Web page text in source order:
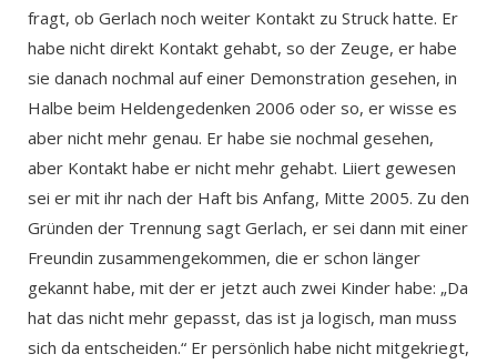
fragt, ob Gerlach noch weiter Kontakt zu Struck hatte. Er
habe nicht direkt Kontakt gehabt, so der Zeuge, er habe
sie danach nochmal auf einer Demonstration gesehen, in
Halbe beim Heldengedenken 2006 oder so, er wisse es
aber nicht mehr genau. Er habe sie nochmal gesehen,
aber Kontakt habe er nicht mehr gehabt. Liiert gewesen
sei er mit ihr nach der Haft bis Anfang, Mitte 2005. Zu den
Gründen der Trennung sagt Gerlach, er sei dann mit einer
Freundin zusammengekommen, die er schon länger
gekannt habe, mit der er jetzt auch zwei Kinder habe: „Da
hat das nicht mehr gepasst, das ist ja logisch, man muss
sich da entscheiden.“ Er persönlich habe nicht mitgekriegt,